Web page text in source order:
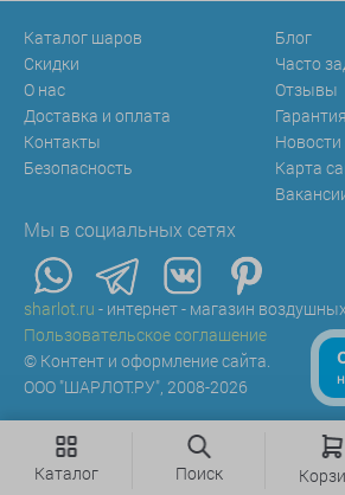
Каталог шаров
Скидки
О нас
Доставка и оплата
Контакты
Безопасность
Блог
Часто
Отзывы
Гарантия
Новости
Карта
Мы в социальных сетях
sharlot.ru - интернет - магазин
Пользовательское соглашение
© Контент и оформление сайта.
ООО "ШАРЛОТ.РУ", 2008-2026
Каталог Поиск